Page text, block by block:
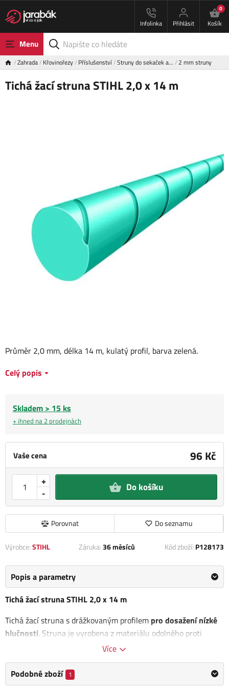
Infolinka Přihlásit
0
Košík
Menu
Zahrada Křovinořezy Příslušenství Struny do sekaček a… 2 mm struny
Tichá žací struna STIHL 2,0 x 14 m
Vaše cena 96 Kč
-
+ Do košíku
Porovnat Do seznamu
Průměr 2,0 mm, délka 14 m, kulatý profil, barva zelená.
Celý popis
Skladem > 15 ks
+ ihned na 2 prodejnách
Výrobce:STIHL Záruka:36 měsíců Kód zboží: P128173
Popis a parametry
Tichá žací struna STIHL 2,0 x 14 m
Tichá žací struna s drážkovaným profilem pro dosažení nízké
hlučnosti. Struna je vyrobena z materiálu odolného proti
oděru, dlouho uchovávajícího elasticitu.
Odborné poradenství a servis:
Více
Podobné zboží 1